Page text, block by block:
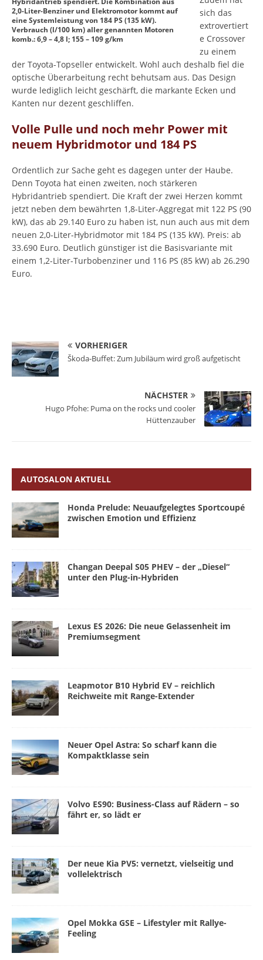
2,0-Liter-Benziner und Elektromotor kommt auf
eine Systemleistung von 184 PS (135 kW).
Verbrauch (l/100 km) aller genannten Motoren
komb.: 6,9 – 4,8 l; 155 – 109 g/km
sich das
extrovertiert
e Crossover
zu einem
der Toyota-Topseller entwickelt. Wohl auch deshalb fiel die
optische Überarbeitung recht behutsam aus. Das Design
wurde lediglich leicht geschärft, die markante Ecken und
Kanten nur dezent geschliffen.
Volle Pulle und noch mehr Power mit
neuem Hybridmotor und 184 PS
Ordentlich zur Sache geht es dagegen unter der Haube.
Denn Toyota hat einen zweiten, noch stärkeren
Hybridantrieb spendiert. Die Kraft der zwei Herzen kommt
jetzt neben dem bewährten 1,8-Liter-Aggregat mit 122 PS (90
kW), das ab 29.140 Euro zu haben ist, nun auch aus mit dem
neuen 2,0-Liter-Hybridmotor mit 184 PS (135 kW). Preis: ab
33.690 Euro. Deutlich günstiger ist die Basisvariante mit
einem 1,2-Liter-Turbobenziner und 116 PS (85 kW) ab 26.290
Euro.
VORHERIGER
Škoda-Buffet: Zum Jubiläum wird groß aufgetischt
NÄCHSTER
Hugo Pfohe: Puma on the rocks und cooler
Hüttenzauber
AUTOSALON AKTUELL
Honda Prelude: Neuaufgelegtes Sportcoupé
zwischen Emotion und Effizienz
Changan Deepal S05 PHEV – der „Diesel“
unter den Plug-in-Hybriden
Lexus ES 2026: Die neue Gelassenheit im
Premiumsegment
Leapmotor B10 Hybrid EV – reichlich
Reichweite mit Range-Extender
Neuer Opel Astra: So scharf kann die
Kompaktklasse sein
Volvo ES90: Business-Class auf Rädern – so
fährt er, so lädt er
Der neue Kia PV5: vernetzt, vielseitig und
vollelektrisch
Opel Mokka GSE – Lifestyler mit Rallye-
Feeling